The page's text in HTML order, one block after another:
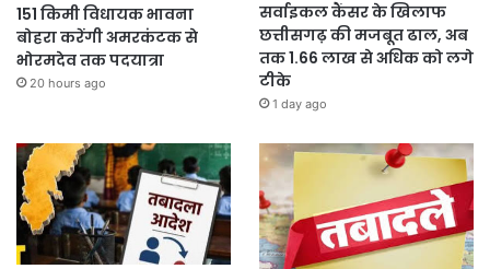
151 किमी विधायक भावना
बोहरा करेंगी अमरकंटक से
भोरमदेव तक पदयात्रा
20 hours ago
सर्वाइकल कैंसर के खिलाफ
छत्तीसगढ़ की मजबूत ढाल, अब
तक 1.66 लाख से अधिक को लगे
टीके
1 day ago